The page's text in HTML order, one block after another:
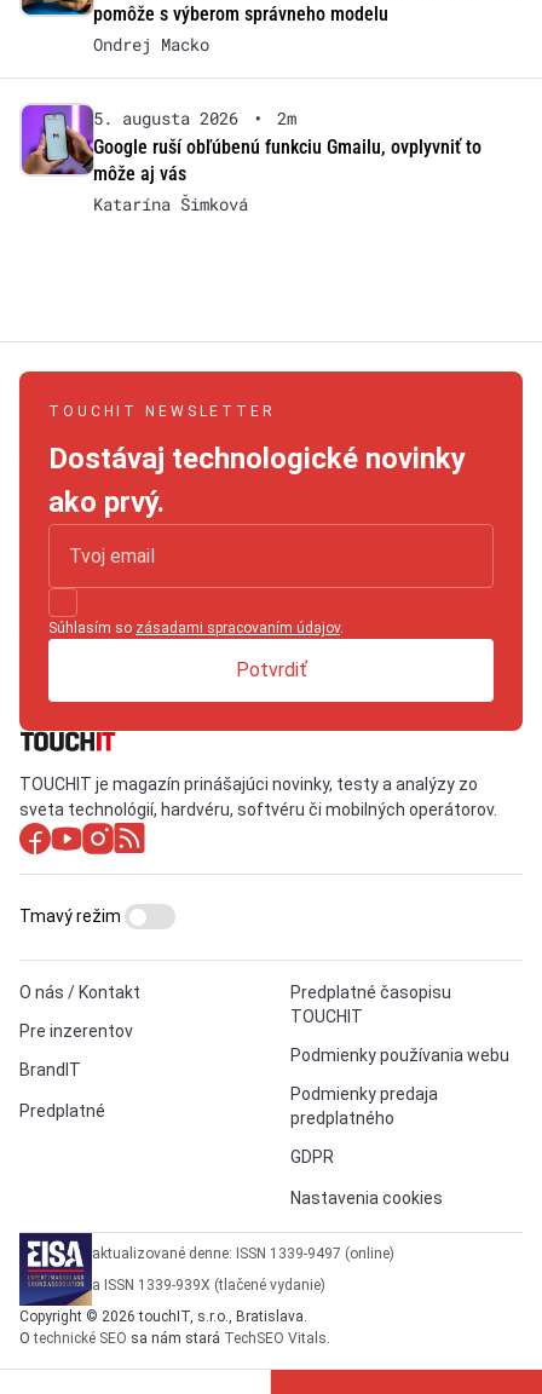
pomôže s výberom správneho modelu
Ondrej Macko
5. augusta 2026 •
2m
Google ruší obľúbenú funkciu Gmailu, ovplyvniť to
môže aj vás
Katarína Šimková
TOUCHIT NEWSLETTER
Dostávaj technologické novinky
ako prvý.
Súhlasím so zásadami spracovaním údajov.
Potvrdiť
TOUCHIT je magazín prinášajúci novinky, testy a analýzy zo
sveta technológií, hardvéru, softvéru či mobilných operátorov.
O nás / Kontakt
Pre inzerentov
BrandIT
Predplatné
Predplatné časopisu
TOUCHIT
Podmienky používania webu
Podmienky predaja
predplatného
GDPR
Nastavenia cookies
Tmavý režim
aktualizované denne: ISSN 1339-9497 (online)
a ISSN 1339-939X (tlačené vydanie)
Copyright © 2026 touchIT, s.r.o., Bratislava.
Otechnické SEO sa nám stará TechSEO Vitals